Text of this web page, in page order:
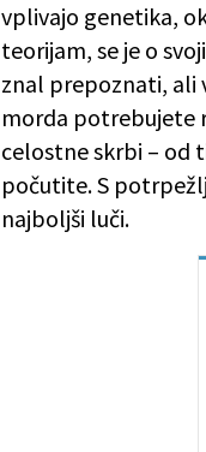
vplivajo genetika,
teorijam, se je o
znal prepoznati, ali
morda potrebujete
celostne skrbi – od
počutite. S
najboljši luči.